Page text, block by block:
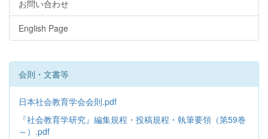
お問い合わせ
English Page
会則・文書等
日本社会教育学会会則.pdf
『社会教育学研究』編集規程・投稿規程・執筆要領（第59巻
～）.pdf